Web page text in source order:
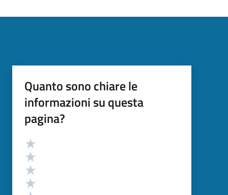
Quanto sono chiare le
informazioni su questa
pagina?
Valutazione